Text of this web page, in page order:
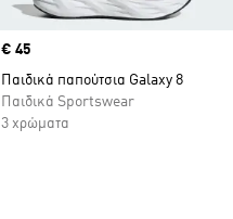
Price
€ 45
Παιδικά παπούτσια Galaxy 8
Παιδικά Sportswear
3 χρώματα